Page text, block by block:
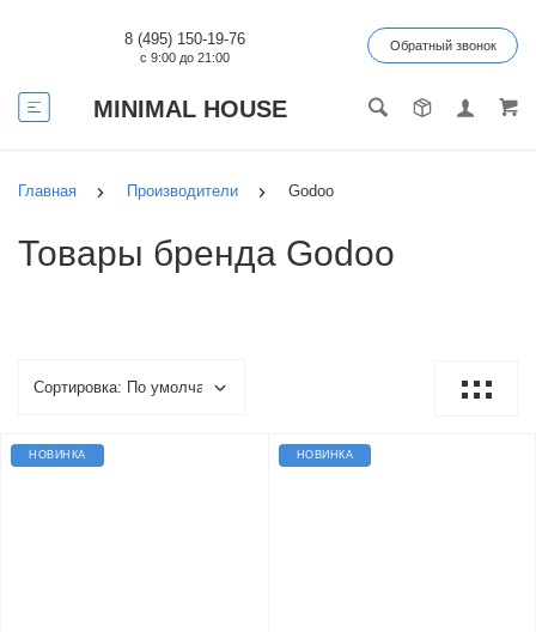
MINIMAL HOUSE
8 (495) 150-19-76
с 9:00 до 21:00
Обратный звонок
Главная Производители Godoo
Товары бренда Godoo
НОВИНКА НОВИНКА